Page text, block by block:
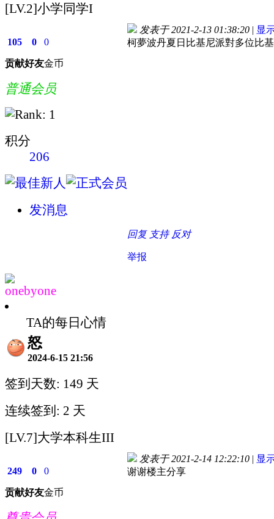
[LV.2]小学同学I
105
贡献
0
好友
0
金币
普通会员
积分
206
发消息
发表于 2021-2-13 01:38:20 | 显
柯夢波丹夏日比基尼派對多位比
回复 支持 反对
举报
onebyone
TA的每日心情
怒
2024-6-15 21:56
签到天数: 149 天
连续签到: 2 天
[LV.7]大学本科生III
249
贡献
0
好友
0
金币
发表于 2021-2-14 12:22:10 | 显
谢谢楼主分享